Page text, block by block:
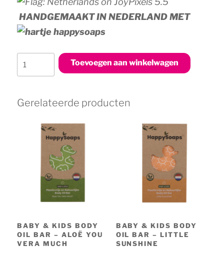
HANDGEMAAKT IN NEDERLAND MET
Shampoo
Wash
Toevoegen aan winkelwagen
Gerelateerde producten
BABY & KIDS BODY
OIL BAR – ALOË YOU
VERA MUCH
BABY & KIDS BODY
OIL BAR – LITTLE
SUNSHINE